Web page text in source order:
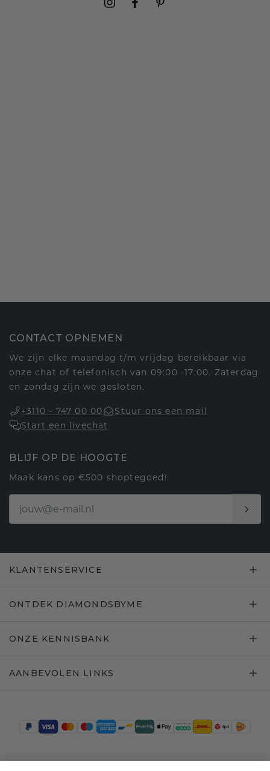
CONTACT OPNEMEN
We zijn elke maandag t/m vrijdag bereikbaar via
onze chat of telefonisch van 09:00 -17:00. Zaterdag
en zondag zijn we gesloten.
+3110 - 747 00 00
Stuur ons een mail
Start een livechat
BLIJF OP DE HOOGTE
Maak kans op €500 shoptegoed!
KLANTENSERVICE
ONTDEK DIAMONDSBYME
ONZE KENNISBANK
AANBEVOLEN LINKS